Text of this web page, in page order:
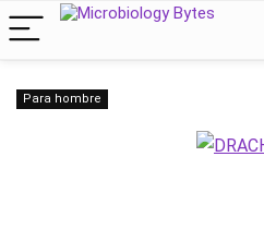
Para hombre